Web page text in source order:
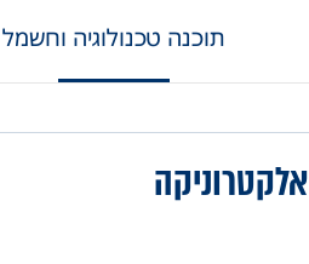
תוכנה טכנולוגיה וחשמל